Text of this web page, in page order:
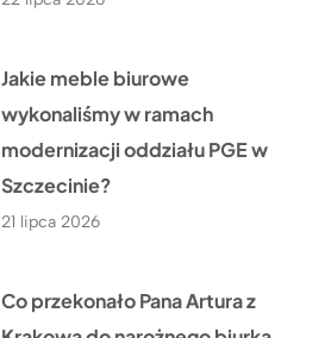
Jakie meble biurowe
wykonaliśmy w ramach
modernizacji oddziału PGE w
Szczecinie?
21 lipca 2026
Co przekonało Pana Artura z